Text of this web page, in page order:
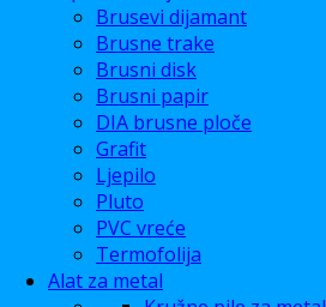
Brusevi dijamant
Brusne trake
Brusni disk
Brusni papir
DIA brusne ploče
Grafit
Ljepilo
Pluto
PVC vreće
Termofolija
Alat za metal